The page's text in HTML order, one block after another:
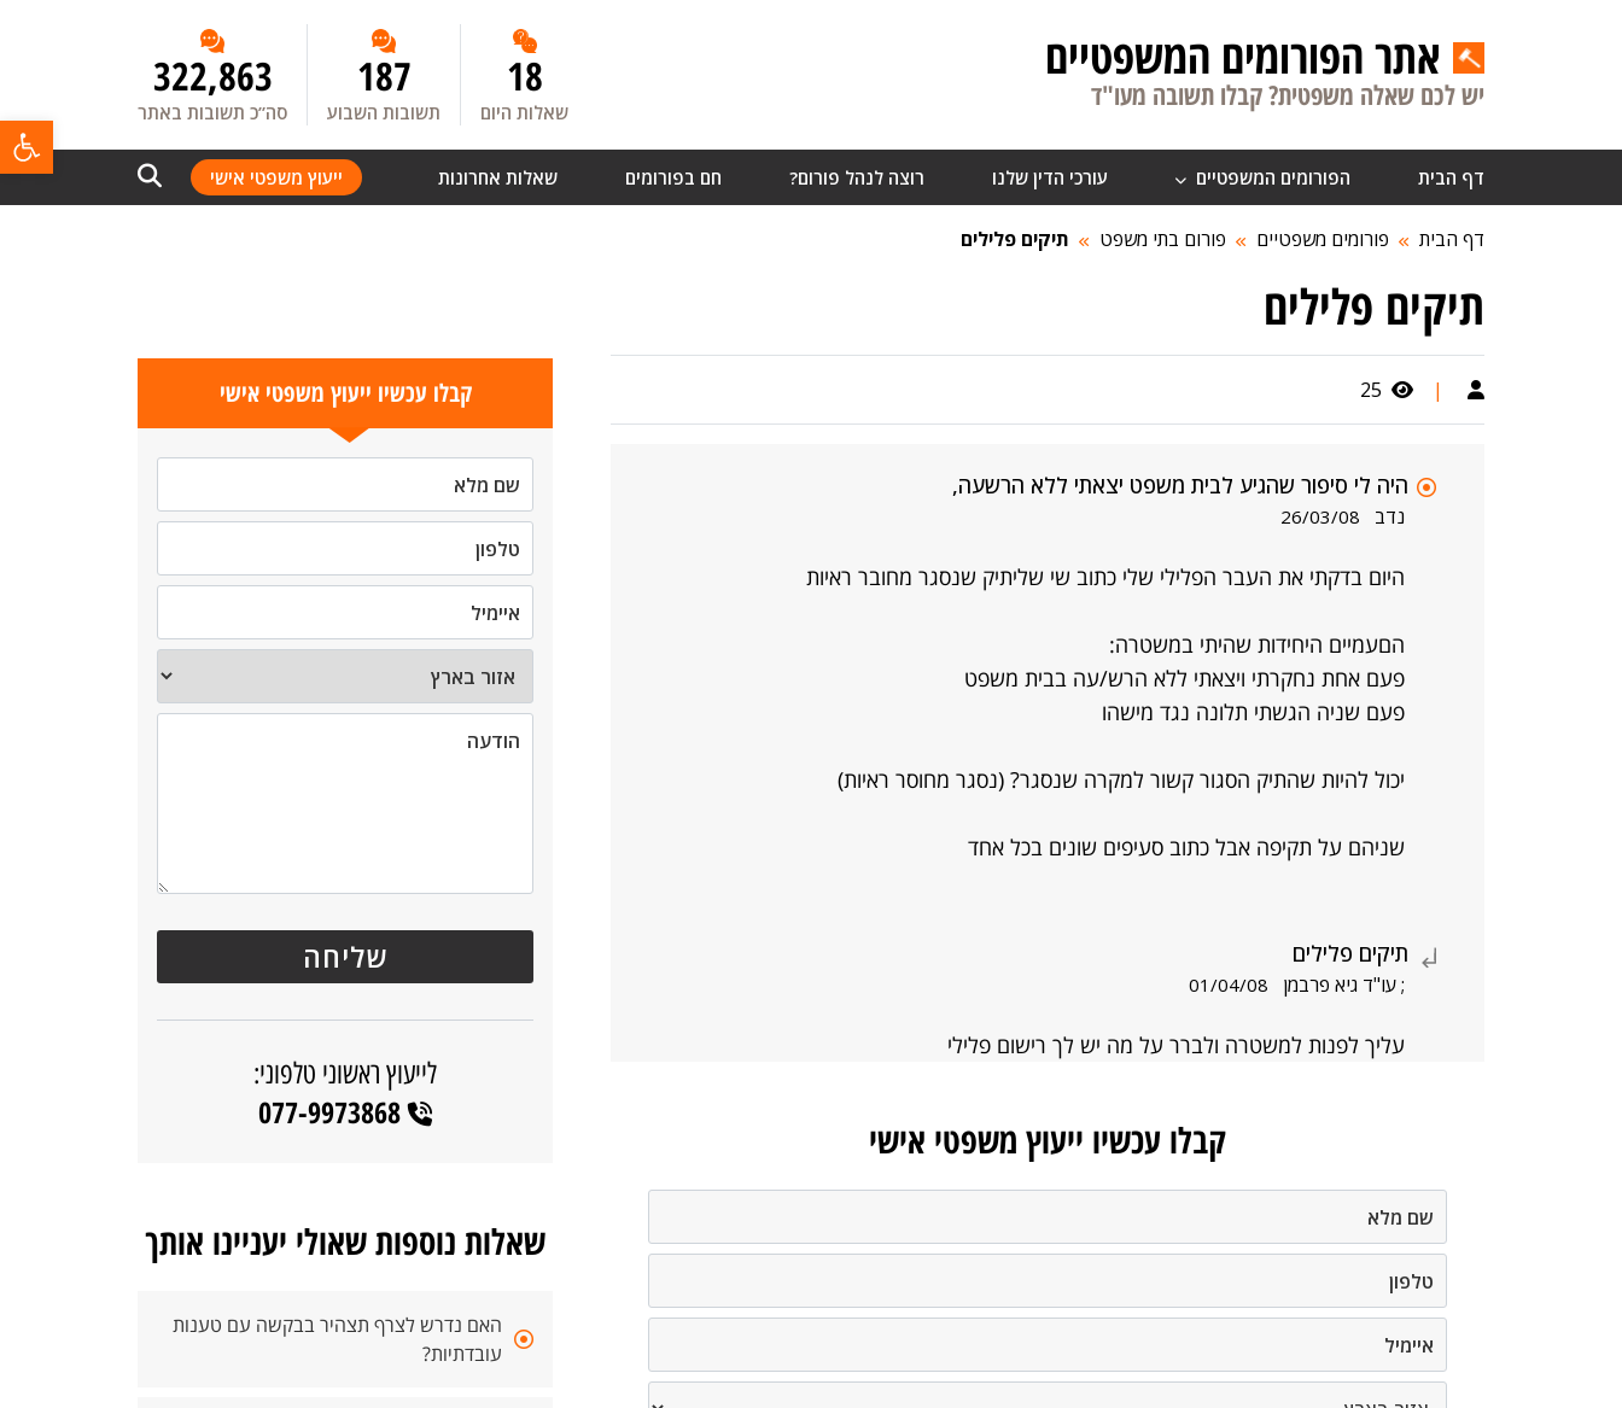
אתר הפורומים המשפטיים
יש לכם שאלה משפטית? קבלו תשובה מעו"ד 18
שאלות היום
187
תשובות השבוע
322,863
סה”כ תשובות באתר
דף הבית הפורומים המשפטיים עורכי הדין שלנו רוצה לנהל פורום? חם בפורומים שאלות אחרונות ייעוץ משפטי אישי
דף הבית פורומים משפטיים פורום בתי משפט תיקים פלילים
תיקים פלילים
|
25
היה לי סיפור שהגיע לבית משפט יצאתי ללא הרשעה,
נדב 26/03/08
היום בדקתי את העבר הפלילי שלי כתוב שי שליתיק שנסגר מחובר ראיות
הםעמיים היחידות שהיתי במשטרה:
פעם אחת נחקרתי ויצאתי ללא הרש/עה בבית משפט
פעם שניה הגשתי תלונה נגד מישהו
יכול להיות שהתיק הסגור קשור למקרה שנסגר? (נסגר מחוסר ראיות)
שניהם על תקיפה אבל כתוב סעיפים שונים בכל אחד
תיקים פלילים
; עו"ד גיא פרבמן 01/04/08
עליך לפנות למשטרה ולברר על מה יש לך רישום פלילי
קבלו עכשיו ייעוץ משפטי אישי
קבלו עכשיו ייעוץ משפטי אישי
לייעוץ ראשוני טלפוני:
077-9973868
שאלות נוספות שאולי יעניינו אותך
האם נדרש לצרף תצהיר בבקשה עם טענות
עובדתיות?